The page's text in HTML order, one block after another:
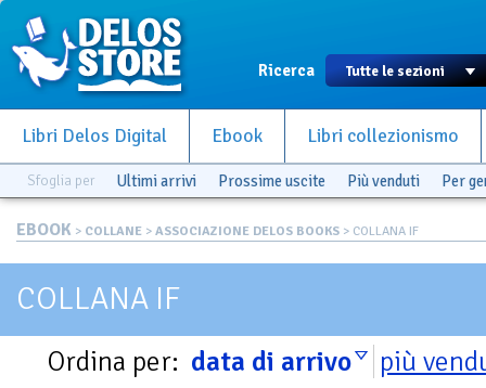
Ricerca
Libri Delos Digital Ebook Libri collezionismo
Sfoglia per Ultimi arrivi Prossime uscite Più venduti Per
EBOOK > COLLANE > ASSOCIAZIONE DELOS BOOKS > COLLANA IF
COLLANA IF
Ordina per: data di arrivo più